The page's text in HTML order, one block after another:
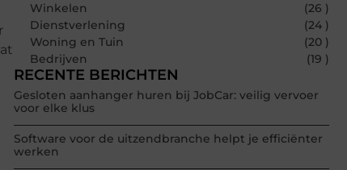
Winkelen
(26 )
Dienstverlening
(24 )
Woning en Tuin
(20 )
Bedrijven
(19 )
RECENTE BERICHTEN
Gesloten aanhanger huren bij JobCar: veilig vervoer
voor elke klus
Software voor de uitzendbranche helpt je efficiënter
werken